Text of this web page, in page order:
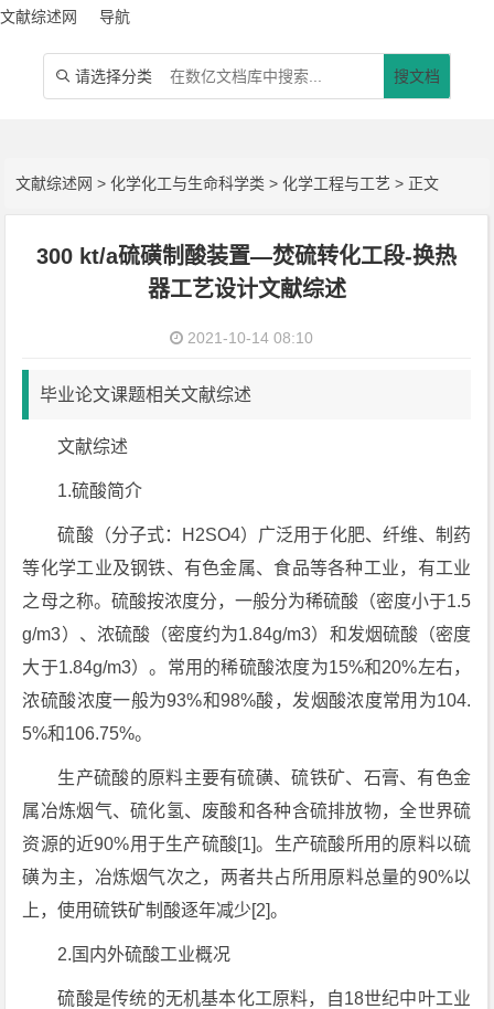
文献综述网 导航
 请选择分类 搜文档
文献综述网 >化学化工与生命科学类 >化学工程与工艺 > 正文
300 kt/a硫磺制酸装置—焚硫转化工段-换热
器工艺设计文献综述
2021-10-14 08:10
毕业论文课题相关文献综述
文献综述
1.硫酸简介
硫酸（分子式：H2SO4）广泛用于化肥、纤维、制药
等化学工业及钢铁、有色金属、食品等各种工业，有工业
之母之称。硫酸按浓度分，一般分为稀硫酸（密度小于1.5
g/m3）、浓硫酸（密度约为1.84g/m3）和发烟硫酸（密度
大于1.84g/m3）。常用的稀硫酸浓度为15%和20%左右，
浓硫酸浓度一般为93%和98%酸，发烟酸浓度常用为104.
5%和106.75%。
生产硫酸的原料主要有硫磺、硫铁矿、石膏、有色金
属冶炼烟气、硫化氢、废酸和各种含硫排放物，全世界硫
资源的近90%用于生产硫酸[1]。生产硫酸所用的原料以硫
磺为主，冶炼烟气次之，两者共占所用原料总量的90%以
上，使用硫铁矿制酸逐年减少[2]。
2.国内外硫酸工业概况
硫酸是传统的无机基本化工原料，自18世纪中叶工业